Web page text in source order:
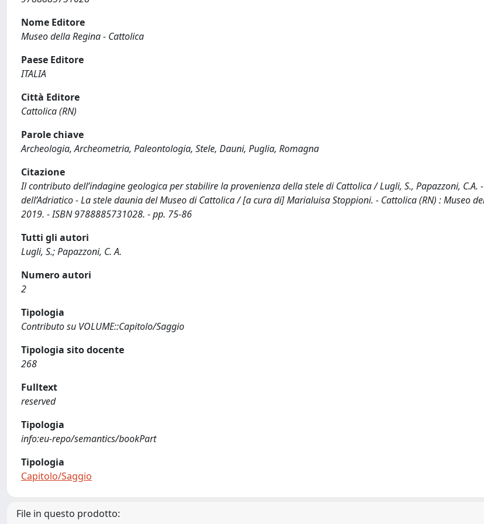
Nome Editore
Museo della Regina - Cattolica
Paese Editore
ITALIA
Città Editore
Cattolica (RN)
Parole chiave
Archeologia, Archeometria, Paleontologia, Stele, Dauni, Puglia, Romagna
Citazione
Il contributo dell’indagine geologica per stabilire la provenienza della stele di Cattolica / Lugli, S., Papazzoni, C.A.
dell’Adriatico - La stele daunia del Museo di Cattolica / [a cura di] Marialuisa Stoppioni. - Cattolica (RN) : Museo
2019. - ISBN 9788885731028. - pp. 75-86
Tutti gli autori
Lugli, S.; Papazzoni, C. A.
Numero autori
2
Tipologia
Contributo su VOLUME::Capitolo/Saggio
Tipologia sito docente
268
Fulltext
reserved
Tipologia
info:eu-repo/semantics/bookPart
Tipologia
Capitolo/Saggio
File in questo prodotto: